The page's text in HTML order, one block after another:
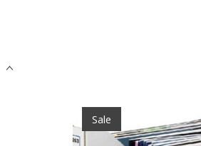
Sale